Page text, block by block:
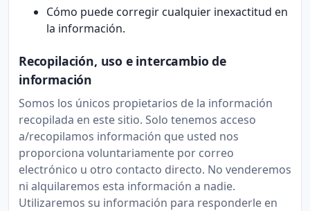
Cómo puede corregir cualquier inexactitud en
la información.
Recopilación, uso e intercambio de
información
Somos los únicos propietarios de la información
recopilada en este sitio. Solo tenemos acceso
a/recopilamos información que usted nos
proporciona voluntariamente por correo
electrónico u otro contacto directo. No venderemos
ni alquilaremos esta información a nadie.
Utilizaremos su información para responderle en